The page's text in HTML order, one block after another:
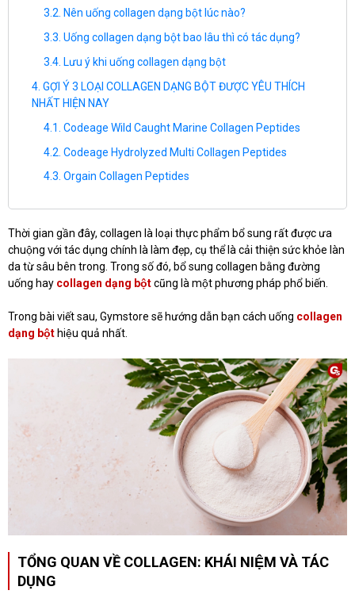
Nên uống collagen dạng bột lúc nào?
Uống collagen dạng bột bao lâu thì có tác dụng?
Lưu ý khi uống collagen dạng bột
GỢI Ý 3 LOẠI COLLAGEN DẠNG BỘT ĐƯỢC YÊU THÍCH
NHẤT HIỆN NAY
Codeage Wild Caught Marine Collagen Peptides
Codeage Hydrolyzed Multi Collagen Peptides
Orgain Collagen Peptides
Thời gian gần đây, collagen là loại thực phẩm bổ sung rất được ưa
chuộng với tác dụng chính là làm đẹp, cụ thể là cải thiện sức khỏe làn
da từ sâu bên trong. Trong số đó, bổ sung collagen bằng đường
uống hay collagen dạng bộtcũng là một phương pháp phổ biến.
Trong bài viết sau, Gymstore sẽ hướng dẫn bạn cách uống collagen
dạng bột hiệu quả nhất.
TỔNG QUAN VỀ COLLAGEN: KHÁI NIỆM VÀ TÁC
DỤNG